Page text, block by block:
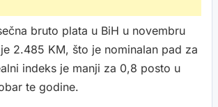
bruto plata u BiH u novembru
2.485 KM, što je nominalan pad za
indeks je manji za 0,8 posto u
te godine.